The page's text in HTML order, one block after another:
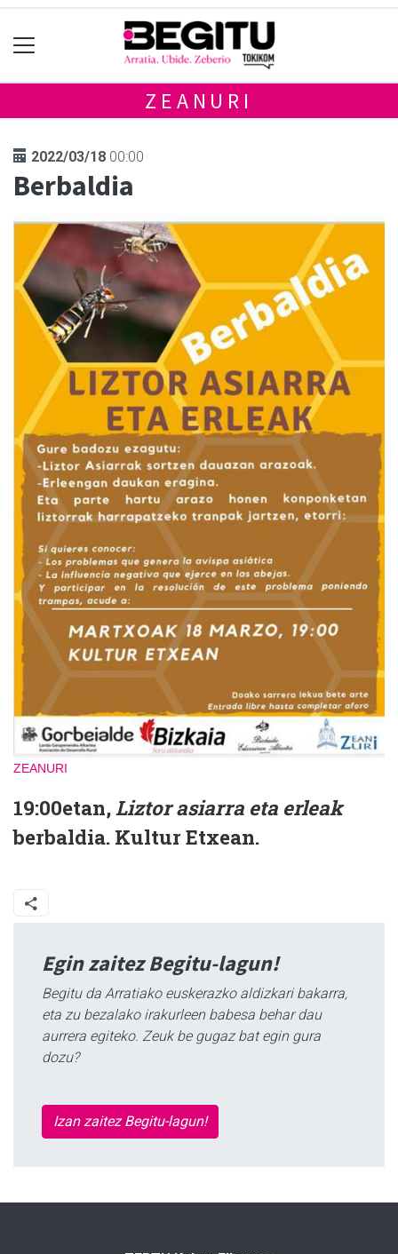
ZEANURI
2022/03/18 00:00
Berbaldia
ZEANURI
19:00etan,Liztor asiarra eta erleak
berbaldia. Kultur Etxean.
Egin zaitez Begitu-lagun!
Begitu da Arratiako euskerazko aldizkari bakarra,
eta zu bezalako irakurleen babesa behar dau
aurrera egiteko. Zeuk be gugaz bat egin gura
dozu?
Izan zaitez Begitu-lagun!